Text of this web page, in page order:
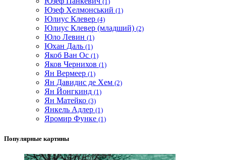
Юзеф Хелмонський (1)
Юлиус Клевер (4)
Юлиус Клевер (младший) (2)
Юло Левин (1)
Юхан Даль (1)
Якоб Ван Ос (1)
Яков Чернихов (1)
Ян Вермеер (1)
Ян Давидис де Хем (2)
Ян Йонгкинд (1)
Ян Матейко (3)
Янкель Адлер (1)
Яромир Функе (1)
Популярные картины